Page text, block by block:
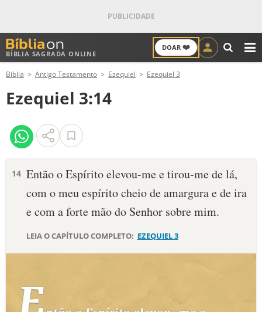
BÍBLIA SAGRADA ONLINE
DOAR ❤️
ANTIGO TESTAMENTO
NOVO TESTAMENTO
VERSÍCULOS
PALAVRA DO DIA
DEVOCIONAL DIÁRIO
10 MANDAMENTOS
Bíblia Antigo Testamento Ezequiel Ezequiel 3
Ezequiel 3:14
14 Então o Espírito elevou-me e tirou-me de lá,
com o meu espírito cheio de amar­gura e de ira
e com a forte mão do Senhor sobre mim.
LEIA O CAPÍTULO COMPLETO: EZEQUIEL 3